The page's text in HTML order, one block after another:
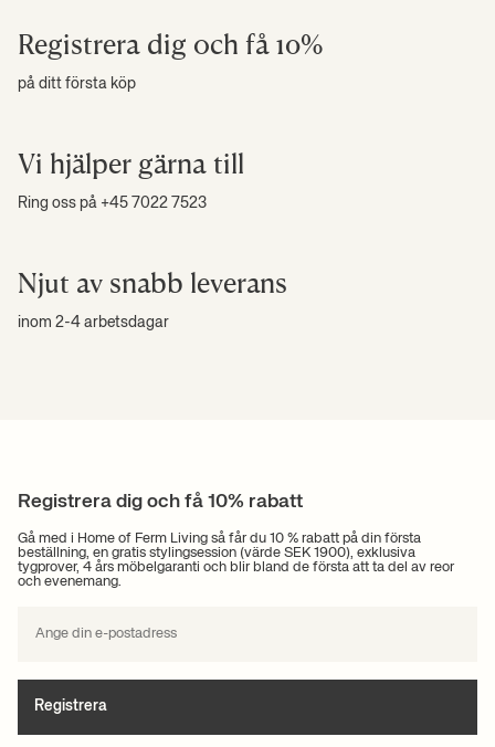
Registrera dig och få 10%
på ditt första köp
Vi hjälper gärna till
Ring oss på +45 7022 7523
Njut av snabb leverans
inom 2-4 arbetsdagar
Registrera dig och få 10% rabatt
Gå med i Home of Ferm Living så får du 10 % rabatt på din första
beställning, en gratis stylingsession (värde SEK 1900), exklusiva
tygprover, 4 års möbelgaranti och blir bland de första att ta del av reor
och evenemang.
Registrera